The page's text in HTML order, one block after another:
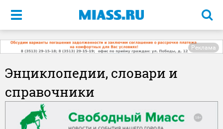
Меню
Реклама
Энциклопедии, словари и
справочники